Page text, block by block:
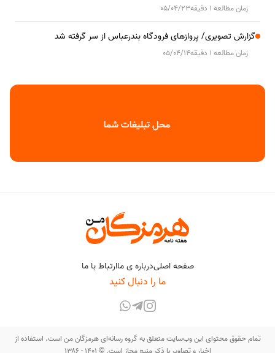
زمان مطالعه 1 دقیقه 05/04/23
گزارش تصویری/ پروازهای فرودگاه بندرعباس از سر گرفته شد
زمان مطالعه 1 دقیقه 05/04/14
صفحه اصلیدرباره ی ماارتباط با ما
ما را دنبال کنید
تمام حقوق محتوای این وب‌سایت متعلق به گروه رسانه‌ای هرمزگان من است. استفاده از